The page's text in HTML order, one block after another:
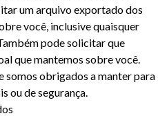
um arquivo exportado dos
você, inclusive quaisquer
pode solicitar que
que mantemos sobre você.
somos obrigados a manter para
ou de segurança.